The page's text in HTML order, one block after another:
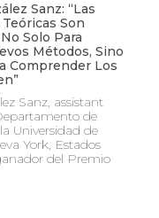
Sanz: “Las
Son
Solo Para
Métodos, Sino
Comprender Los
Sanz, assistant
de
Universidad de
York, Estados
del Premio